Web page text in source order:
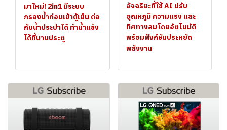
มาใหม่! 2in1 มีระบบ
กรองน้ำก่อนเข้าตู้เย็น ต่อ
กับน้ำประปาได้ ทำน้ำแข็ง
ได้ที่บานประตู
อัจฉริยะที่ใช้ AI ปรับ
อุณหภูมิ ความแรง และ
ทิศทางลมโดยอัตโนมัติ
พร้อมฟังก์ชันประหยัด
พลังงาน